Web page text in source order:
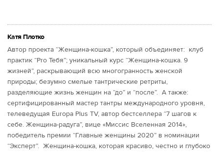
Катя Плотко
Автор проекта “Женщина-кошка”, который объединяет: клуб
практик “Pro Тебя”; уникальный курс “Женщина-кошка. 9
жизней”, раскрывающий всю многогранность женской
природы; безумно смелые тантрические ретриты,
разделяющие жизнь женщин на “до” и “после”. А также:
сертифицированный мастер тантры международного уровня,
телеведущая Europa Plus TV, автор бестселлера “7 шагов к
себе. Женщина-радуга”, вице «Миссис Вселенная 2014»,
победитель премии “Главные женщины 2020” в номинации
“Эксперт”. Женщина-кошка, которая красиво, честно и глубоко